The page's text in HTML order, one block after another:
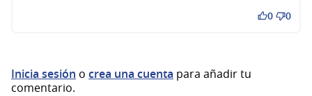
0 0
Inicia sesión o crea una cuenta para añadir tu
comentario.